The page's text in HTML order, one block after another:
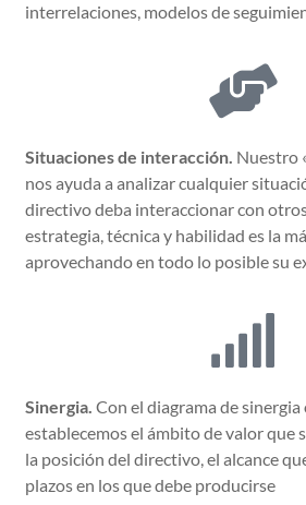
interrelaciones, modelos de
Situaciones de interacción. Nuestro
nos ayuda a analizar cualquier
directivo deba interaccionar con
estrategia, técnica y habilidad es la
aprovechando en todo lo posible su
Sinergia.Con el diagrama de
establecemos el ámbito de valor que
la posición del directivo, el alcance
plazos en los que debe producirse